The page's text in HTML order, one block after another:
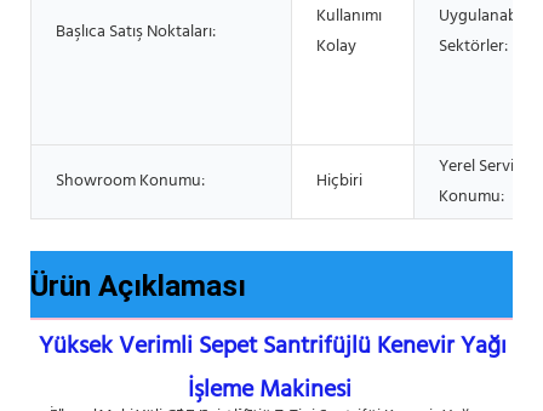
Başlıca Satış Noktaları:
Kullanımı
Kolay
Uygulanabilir
Sektörler:
Showroom Konumu: Hiçbiri
Yerel Servis
Konumu:
Ürün Açıklaması
Yüksek Verimli Sepet Santrifüjlü Kenevir Yağı
İşleme Makinesi